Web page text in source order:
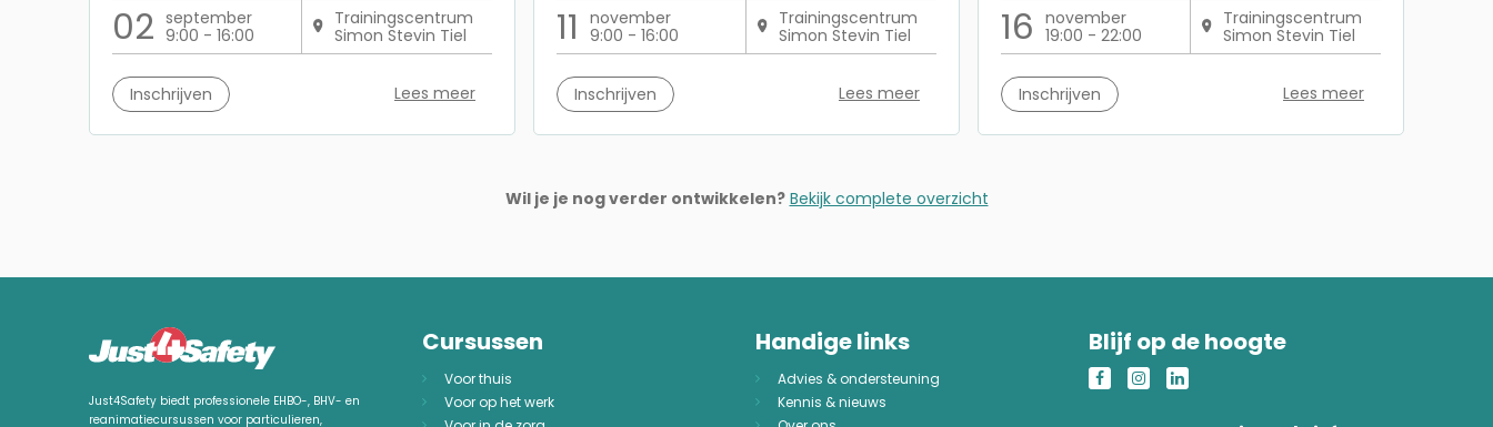
02 september
9:00 - 16:00
Trainingscentrum
Simon Stevin Tiel
Inschrijven Lees meer
11
november
9:00 - 16:00
Trainingscentrum
Simon Stevin Tiel
Inschrijven Lees meer
16 november
19:00 - 22:00
Trainingscentrum
Simon Stevin Tiel
Inschrijven Lees meer
Wil je je nog verder ontwikkelen? Bekijk complete overzicht
Just4Safety biedt professionele EHBO-, BHV- en
reanimatiecursussen voor particulieren,
Cursussen
Voor thuis
Voor op het werk
Handige links
Advies & ondersteuning
Kennis & nieuws
Blijf op de hoogte